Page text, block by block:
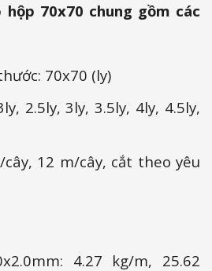
70x70 chung gồm các
70x70 (ly)
2.5ly, 3ly, 3.5ly, 4ly, 4.5ly,
12 m/cây, cắt theo yêu
4.27 kg/m, 25.62